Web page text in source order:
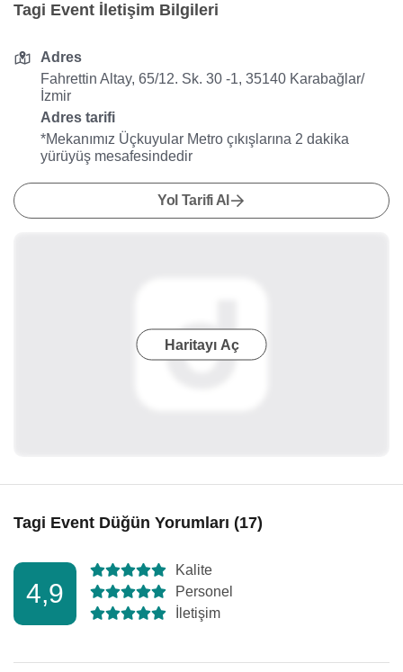
Tagi Event İletişim Bilgileri
Adres
Fahrettin Altay, 65/12. Sk. 30 -1, 35140 Karabağlar/
İzmir
Adres tarifi
*Mekanımız Üçkuyular Metro çıkışlarına 2 dakika
yürüyüş mesafesindedir
Yol Tarifi Al
Haritayı Aç
Tagi Event Düğün Yorumları (17)
4,9
Kalite
Personel
İletişim